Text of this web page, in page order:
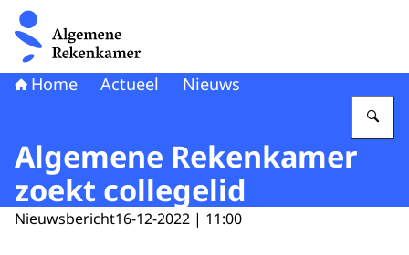
Naar de homepage van Algemene Rekenkamer
Home Actueel Nieuws
Algemene Rekenkamer
zoekt collegelid
Nieuwsbericht16-12-2022 | 11:00